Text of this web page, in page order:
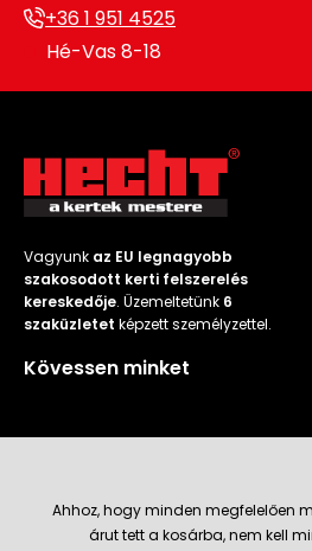
+36 1 951 4525
Hé-Vas 8-18
Vagyunk az EU legnagyobb
szakosodott kerti felszerelés
kereskedője. Üzemeltetünk 6
szaküzletet képzett személyzettel.
Kövessen minket
Ahhoz, hogy minden megfelelően
árut tett a kosárba, nem kell